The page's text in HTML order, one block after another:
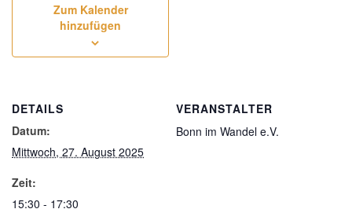
Zum Kalender
hinzufügen
DETAILS
Datum:
Mittwoch, 27. August 2025
Zeit:
15:30 - 17:30
VERANSTALTER
Bonn im Wandel e.V.